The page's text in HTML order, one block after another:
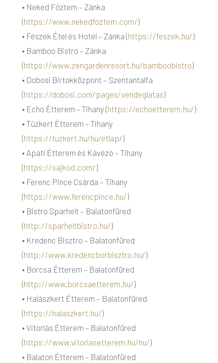
• Neked Főztem – Zánka
(https://www.nekedfoztem.com/)
• Fészek Étel és Hotel – Zánka (https://feszek.hu/)
• Bamboo Bistro – Zánka
(https://www.zengardenresort.hu/bamboobistro)
• Dobosi Birtokközpont – Szentantalfa
(https://dobosi.com/pages/vendeglatas)
• Echo Étterem – Tihany (https://echoetterem.hu/)
• Tűzkert Étterem – Tihany
(https://tuzkert.hu/hu/etlap/)
• Apáti Étterem és Kávézó – Tihany
(https://sajkod.com/)
• Ferenc Pince Csárda – Tihany
(https://www.ferencpince.hu/)
• Bistro Sparhelt – Balatonfüred
(http://sparheltbistro.hu/)
• Kredenc Bisztro – Balatonfüred
(http://www.kredencborbisztro.hu/)
• Borcsa Étterem – Balatonfüred
(http://www.borcsaetterem.hu/)
• Halászkert Étterem – Balatonfüred
(https://halaszkert.hu/)
• Vitorlás Étterem – Balatonfüred
(https://www.vitorlasetterem.hu/hu/)
• Balaton Étterem – Balatonfüred